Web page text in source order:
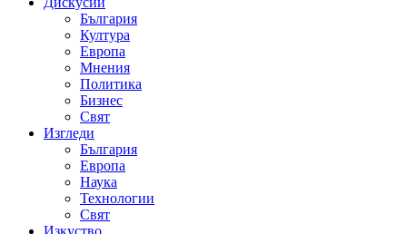
България
Култура
Европа
Мнения
Политика
Бизнес
Свят
Изгледи
България
Европа
Наука
Технологии
Свят
Изкуство